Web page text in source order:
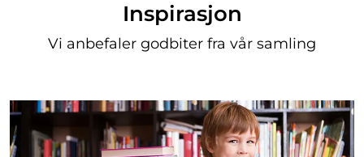
Inspirasjon
Vi anbefaler godbiter fra vår samling